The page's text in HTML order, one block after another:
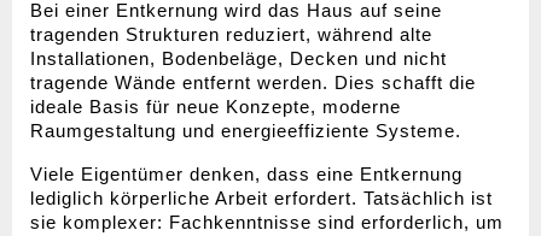
Bei einer Entkernung wird das Haus auf seine
tragenden Strukturen reduziert, während alte
Installationen, Bodenbeläge, Decken und nicht
tragende Wände entfernt werden. Dies schafft die
ideale Basis für neue Konzepte, moderne
Raumgestaltung und energieeffiziente Systeme.
Viele Eigentümer denken, dass eine Entkernung
lediglich körperliche Arbeit erfordert. Tatsächlich ist
sie komplexer: Fachkenntnisse sind erforderlich, um